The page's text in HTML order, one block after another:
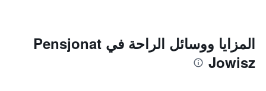
المزايا ووسائل الراحة في Pensjonat
Jowisz